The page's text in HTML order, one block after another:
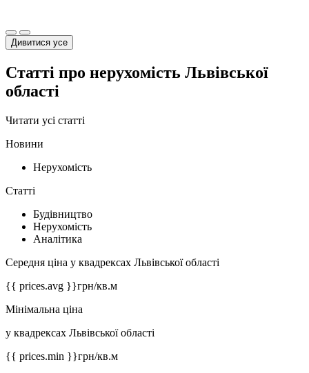
Дивитися усе
Статті про нерухомість Львівської
області
Читати усі статті
Новини
Нерухомість
Статті
Будівництво
Нерухомість
Аналітика
Середня ціна у квадрексах Львівської області
{{ prices.avg }}грн/кв.м
Мінімальна ціна
у квадрексах Львівської області
{{ prices.min }}грн/кв.м